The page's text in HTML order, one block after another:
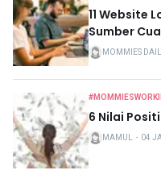
11 Website
Sumber
MOMMIES
6 Nilai
MAMUL ・ 04